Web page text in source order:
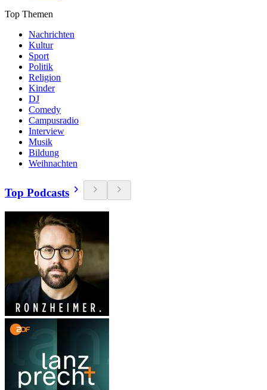
Top Themen
Nachrichten
Kultur
Sport
Politik
Religion
Kinder
DJ
Comedy
Campusradio
Interview
Musik
Bildung
Weihnachten
Top Podcasts